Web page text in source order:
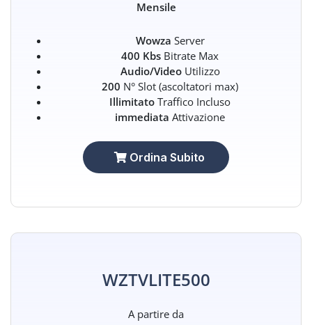
Mensile
Wowza Server
400 Kbs Bitrate Max
Audio/VideoUtilizzo
200 N° Slot (ascoltatori max)
Illimitato Traffico Incluso
immediata Attivazione
Ordina Subito
WZTVLITE500
A partire da